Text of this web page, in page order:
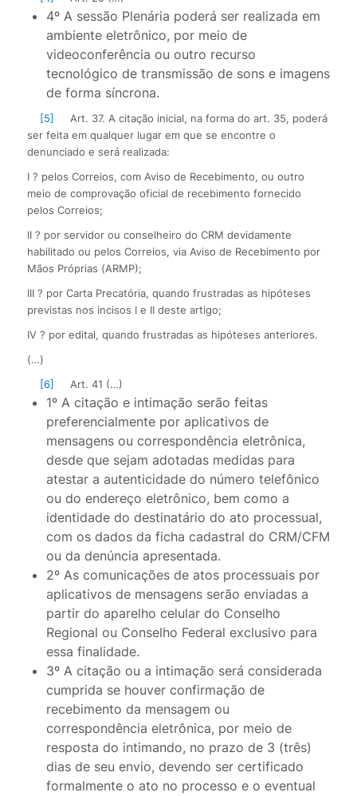
4º A sessão Plenária poderá ser realizada em
ambiente eletrônico, por meio de
videoconferência ou outro recurso
tecnológico de transmissão de sons e imagens
de forma síncrona.
[5]
Art. 37. A citação inicial, na forma do art. 35, poderá
ser feita em qualquer lugar em que se encontre o
denunciado e será realizada:
I ? pelos Correios, com Aviso de Recebimento, ou outro
meio de comprovação oficial de recebimento fornecido
pelos Correios;
II ? por servidor ou conselheiro do CRM devidamente
habilitado ou pelos Correios, via Aviso de Recebimento por
Mãos Próprias (ARMP);
III ? por Carta Precatória, quando frustradas as hipóteses
previstas nos incisos I e II deste artigo;
IV ? por edital, quando frustradas as hipóteses anteriores.
(…)
[6]
Art. 41 (…)
1º A citação e intimação serão feitas
preferencialmente por aplicativos de
mensagens ou correspondência eletrônica,
desde que sejam adotadas medidas para
atestar a autenticidade do número telefônico
ou do endereço eletrônico, bem como a
identidade do destinatário do ato processual,
com os dados da ficha cadastral do CRM/CFM
ou da denúncia apresentada.
2º As comunicações de atos processuais por
aplicativos de mensagens serão enviadas a
partir do aparelho celular do Conselho
Regional ou Conselho Federal exclusivo para
essa finalidade.
3º A citação ou a intimação será considerada
cumprida se houver confirmação de
recebimento da mensagem ou
correspondência eletrônica, por meio de
resposta do intimando, no prazo de 3 (três)
dias de seu envio, devendo ser certificado
formalmente o ato no processo e o eventual